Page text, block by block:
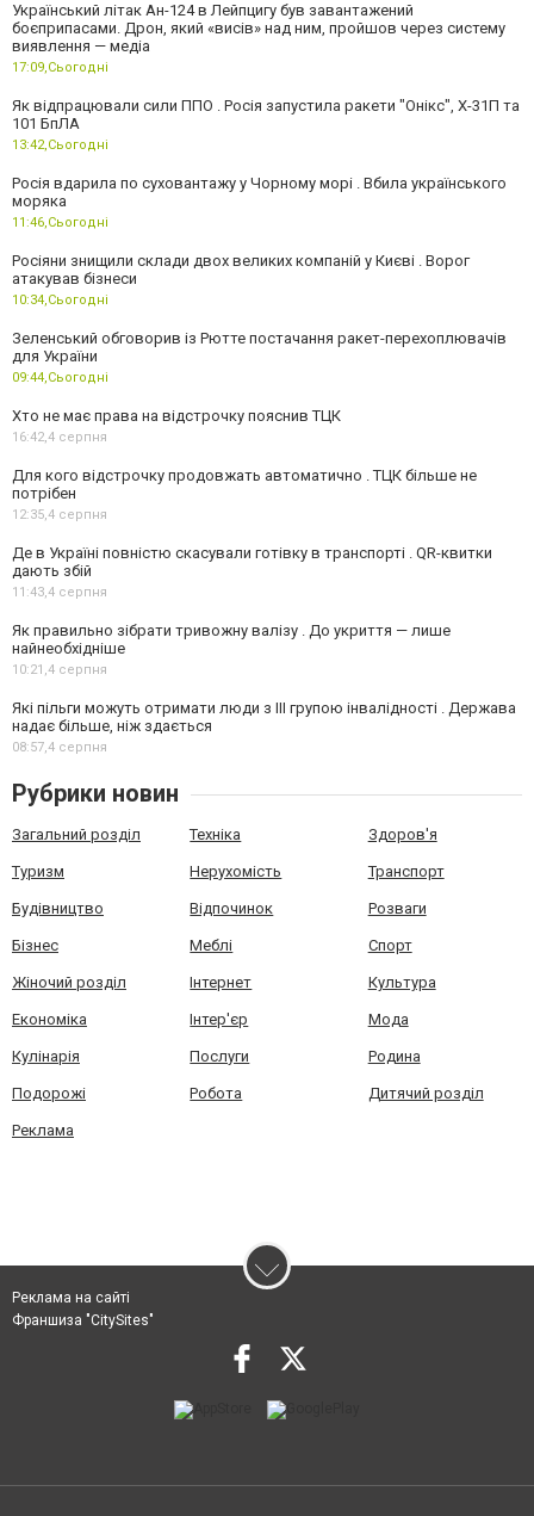
Український літак Ан-124 в Лейпцигу був завантажений
боєприпасами. Дрон, який «висів» над ним, пройшов через систему
виявлення — медіа
17:09,Сьогодні
Як відпрацювали сили ППО . Росія запустила ракети "Онікс", Х-31П та
101 БпЛА
13:42,Сьогодні
Росія вдарила по суховантажу у Чорному морі . Вбила українського
моряка
11:46,Сьогодні
Росіяни знищили склади двох великих компаній у Києві . Ворог
атакував бізнеси
10:34,Сьогодні
Зеленський обговорив із Рютте постачання ракет-перехоплювачів
для України
09:44,Сьогодні
Хто не має права на відстрочку пояснив ТЦК
16:42,4 серпня
Для кого відстрочку продовжать автоматично . ТЦК більше не
потрібен
12:35,4 серпня
Де в Україні повністю скасували готівку в транспорті . QR-квитки
дають збій
11:43,4 серпня
Як правильно зібрати тривожну валізу . До укриття — лише
найнеобхідніше
10:21,4 серпня
Які пільги можуть отримати люди з III групою інвалідності . Держава
надає більше, ніж здається
08:57,4 серпня
Рубрики новин
Загальний розділ Техніка Здоров'я
Туризм Нерухомість Транспорт
Будівництво Відпочинок Розваги
Бізнес Меблі Спорт
Жіночий розділ Інтернет Культура
Економіка Інтер'єр Мода
Кулінарія Послуги Родина
Подорожі Робота Дитячий розділ
Реклама
Реклама на сайті
Франшиза "CitySites"